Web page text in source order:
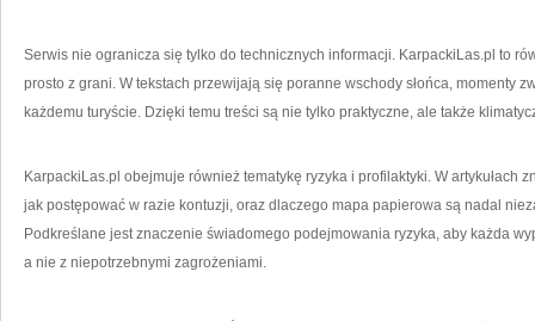
Serwis nie ogranicza się tylko do technicznych informacji. KarpackiLas.pl to
prosto z grani. W tekstach przewijają się poranne wschody słońca, momenty
każdemu turyście. Dzięki temu treści są nie tylko praktyczne, ale także
KarpackiLas.pl obejmuje również tematykę ryzyka i profilaktyki. W artykułach
jak postępować w razie kontuzji, oraz dlaczego mapa papierowa są nadal
Podkreślane jest znaczenie świadomego podejmowania ryzyka, aby każda
a nie z niepotrzebnymi zagrożeniami.